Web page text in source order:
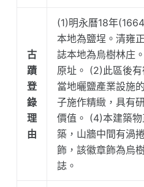
古
蹟
登
錄
理
由
(1)明永曆18年
本地為鹽埕。清雍
誌本地為烏樹林庄
原址。 (2)此區後
當地曬鹽產業設施
子施作精緻，具有
價值。 (4)本建築
築，山牆中間有渦
飾，該徽章飾為烏
誌。